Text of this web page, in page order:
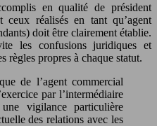
en qualité de président
réalisés en tant qu’agent
doit être clairement établie.
les confusions juridiques et
règles propres à chaque statut.
par l’intermédiaire
vigilance particulière
des relations avec les